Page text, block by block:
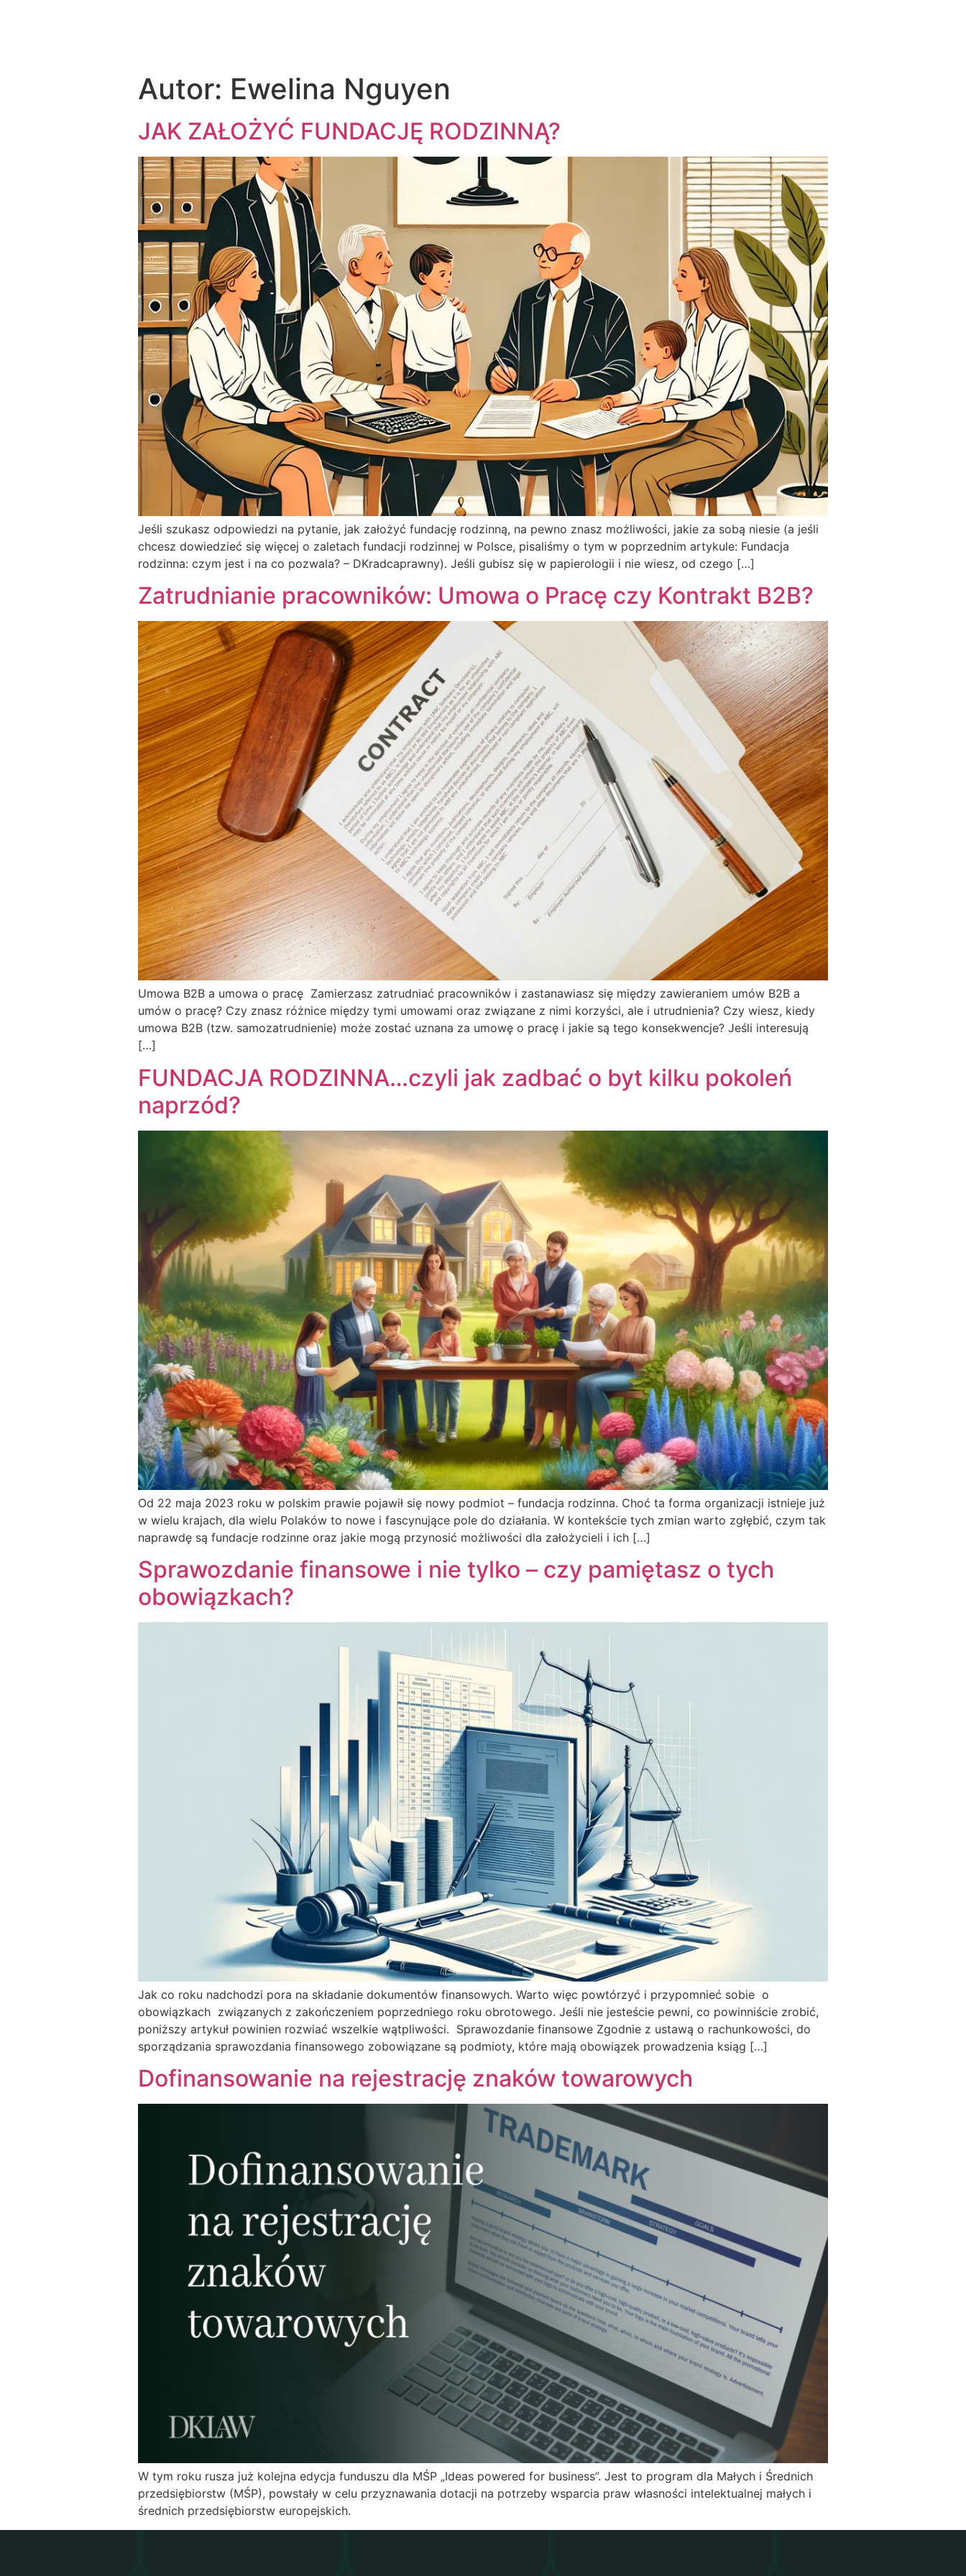
Autor: Ewelina Nguyen
JAK ZAŁOŻYĆ FUNDACJĘ RODZINNĄ?
Jeśli szukasz odpowiedzi na pytanie, jak założyć fundację rodzinną, na pewno znasz możliwości, jakie za sobą niesie (a jeśli
chcesz dowiedzieć się więcej o zaletach fundacji rodzinnej w Polsce, pisaliśmy o tym w poprzednim artykule: Fundacja
rodzinna: czym jest i na co pozwala? – DKradcaprawny). Jeśli gubisz się w papierologii i nie wiesz, od czego […]
Zatrudnianie pracowników: Umowa o Pracę czy Kontrakt B2B?
Umowa B2B a umowa o pracę Zamierzasz zatrudniać pracowników i zastanawiasz się między zawieraniem umów B2B a
umów o pracę? Czy znasz różnice między tymi umowami oraz związane z nimi korzyści, ale i utrudnienia? Czy wiesz, kiedy
umowa B2B (tzw. samozatrudnienie) może zostać uznana za umowę o pracę i jakie są tego konsekwencje? Jeśli interesują
[…]
FUNDACJA RODZINNA…czyli jak zadbać o byt kilku pokoleń
naprzód?
Od 22 maja 2023 roku w polskim prawie pojawił się nowy podmiot – fundacja rodzinna. Choć ta forma organizacji istnieje już
w wielu krajach, dla wielu Polaków to nowe i fascynujące pole do działania. W kontekście tych zmian warto zgłębić, czym tak
naprawdę są fundacje rodzinne oraz jakie mogą przynosić możliwości dla założycieli i ich […]
Sprawozdanie finansowe i nie tylko – czy pamiętasz o tych
obowiązkach?
Jak co roku nadchodzi pora na składanie dokumentów finansowych. Warto więc powtórzyć i przypomnieć sobie o
obowiązkach związanych z zakończeniem poprzedniego roku obrotowego. Jeśli nie jesteście pewni, co powinniście zrobić,
poniższy artykuł powinien rozwiać wszelkie wątpliwości. Sprawozdanie finansowe Zgodnie z ustawą o rachunkowości, do
sporządzania sprawozdania finansowego zobowiązane są podmioty, które mają obowiązek prowadzenia ksiąg […]
Dofinansowanie na rejestrację znaków towarowych
W tym roku rusza już kolejna edycja funduszu dla MŚP „Ideas powered for business”. Jest to program dla Małych i Średnich
przedsiębiorstw (MŚP), powstały w celu przyznawania dotacji na potrzeby wsparcia praw własności intelektualnej małych i
średnich przedsiębiorstw europejskich.